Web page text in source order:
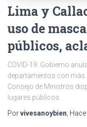
Lima y
uso de
públicos,
COVID-19: Gobierno
departamentos con más
Consejo de Ministros
lugares públicos.
Porvivesanoybien, Hace